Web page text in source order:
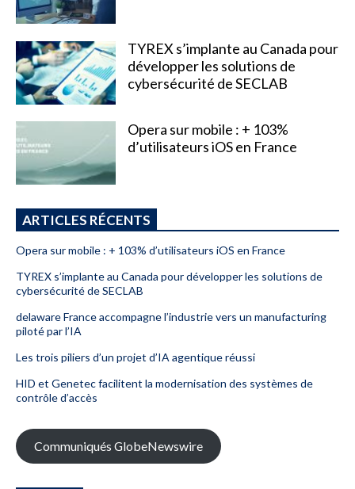
TYREX s’implante au Canada pour
développer les solutions de
cybersécurité de SECLAB
Opera sur mobile : + 103%
d’utilisateurs iOS en France
ARTICLES RÉCENTS
Opera sur mobile : + 103% d’utilisateurs iOS en France
TYREX s’implante au Canada pour développer les solutions de
cybersécurité de SECLAB
delaware France accompagne l’industrie vers un manufacturing
piloté par l’IA
Les trois piliers d’un projet d’IA agentique réussi
HID et Genetec facilitent la modernisation des systèmes de
contrôle d’accès
Communiqués GlobeNewswire